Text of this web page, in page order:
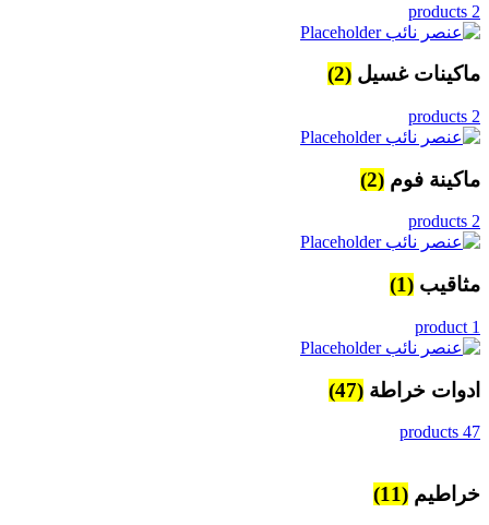
2 products
ماكينات غسيل (2)
2 products
ماكينة فوم (2)
2 products
مثاقيب (1)
1 product
ادوات خراطة (47)
47 products
خراطيم (11)